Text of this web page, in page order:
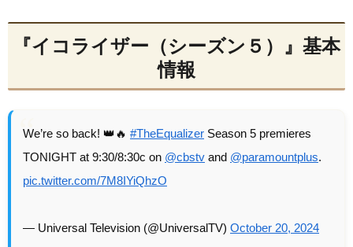
『イコライザー（シーズン５）』基本
情報
We’re so back! 👑️‍🔥 #TheEqualizer Season 5 premieres
TONIGHT at 9:30/8:30c on @cbstv and @paramountplus.
pic.twitter.com/7M8IYiQhzO
— Universal Television (@UniversalTV) October 20, 2024